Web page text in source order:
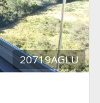
20719AGLU